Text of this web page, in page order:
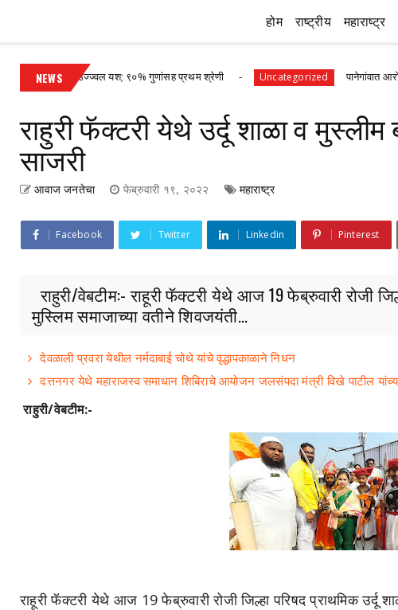
होम राष्ट्रीय महाराष्ट्र
NEWS
उज्ज्वल यश; ९०% गुणांसह प्रथम श्रेणी Uncategorized पानेगांवात आरोग्य संपन्न
राहुरी फॅक्टरी येथे उर्दू शाळा व मुस्लीम
साजरी
आवाज जनतेचा फेब्रुवारी १९, २०२२ महाराष्ट्र
Facebook Twitter Linkedin Pinterest
राहुरी/वेबटीम:- राहूरी फॅक्टरी येथे आज 19 फेब्रुवारी रोजी
मुस्लिम समाजाच्या वतीने शिवजयंती...
देवळाली प्रवरा येथील नर्मदाबाई चोथे यांचे वृद्धापकाळाने निधन
दत्तनगर येथे महाराजस्व समाधान शिबिराचे आयोजन जलसंपदा मंत्री विखे पाटील
राहुरी/वेबटीम:-
राहूरी फॅक्टरी येथे आज 19 फेब्रुवारी रोजी जिल्हा परिषद प्राथमिक उर्दू